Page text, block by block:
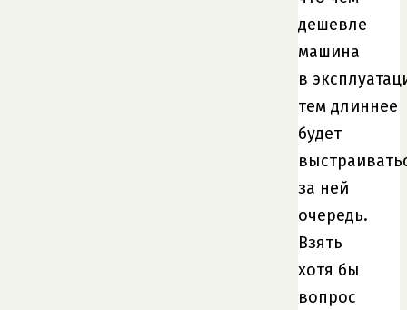
дешевле
машина
в
тем длиннее
будет
за ней
очередь.
Взять
хотя бы
вопрос